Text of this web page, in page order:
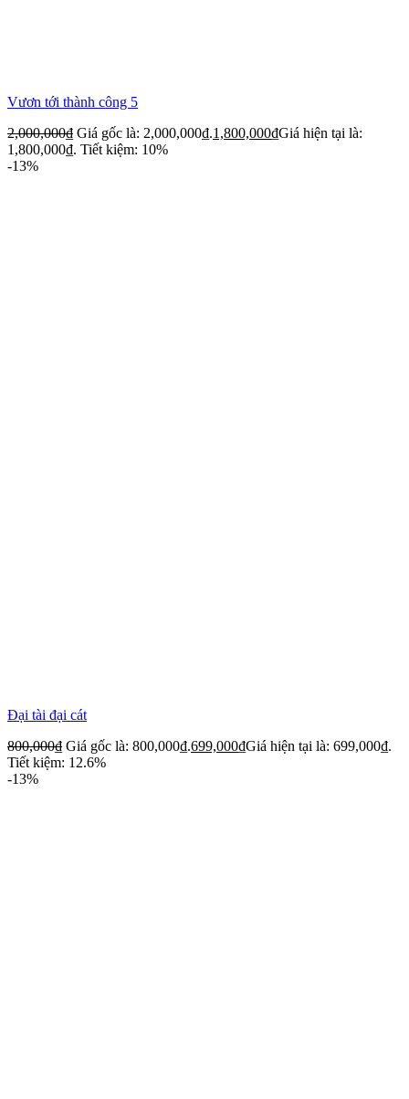
Vươn tới thành công 5
2,000,000₫ Giá gốc là: 2,000,000₫.1,800,000₫Giá hiện tại là:
1,800,000₫. Tiết kiệm: 10%
-13%
Đại tài đại cát
800,000₫ Giá gốc là: 800,000₫.699,000₫Giá hiện tại là: 699,000₫.
Tiết kiệm: 12.6%
-13%